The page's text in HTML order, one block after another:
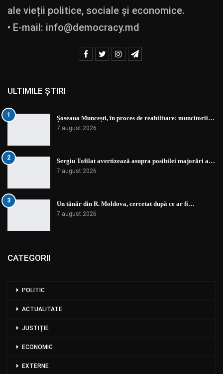
ale vieții politice, sociale și economice.
• E-mail: info@democracy.md
ULTIMILE ȘTIRI
1 Șoseaua Muncești, în proces de reabilitare: muncitorii…
7 august 2026
2 Sergiu Tofilat avertizează asupra posibilei majorări a…
7 august 2026
3 Un tânăr din R. Moldova, cercetat după ce ar fi…
7 august 2026
CATEGORII
POLITIC
ACTUALITATE
JUSTIȚIE
ECONOMIC
EXTERNE